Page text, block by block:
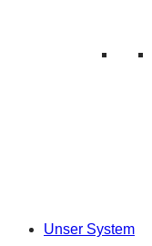
Unser System